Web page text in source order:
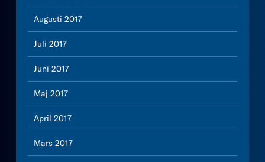
Augusti 2017
Juli 2017
Juni 2017
Maj 2017
April 2017
Mars 2017